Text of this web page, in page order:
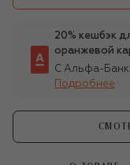
20% кешбэк
оранжевой
С Альфа-
Подробнее